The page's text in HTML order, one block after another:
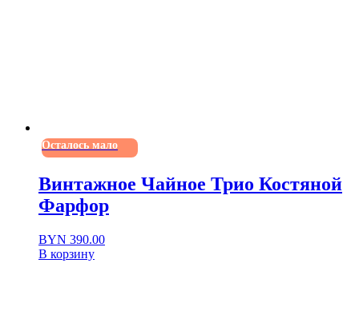
Осталось мало
Винтажное Чайное Трио Костяной
Фарфор
BYN 390.00
В корзину